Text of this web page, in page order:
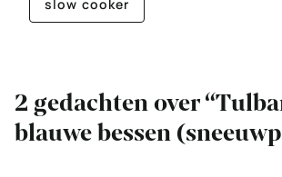
slow cooker
2 gedachten over
blauwe bessen